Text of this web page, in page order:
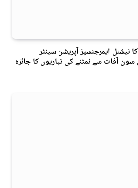
نیشنل ایمرجنسیز آپریشن سینٹر
سون آفات سے نمٹنے کی تیاریوں کا جائزہ